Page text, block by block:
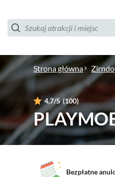
Strona główna
4,7/5 (100)
Bezpłatne